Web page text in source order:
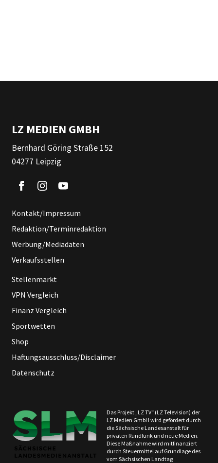
LZ MEDIEN GMBH
Bernhard Göring Straße 152
04277 Leipzig
Kontakt/Impressum
Redaktion/Terminredaktion
Werbung/Mediadaten
Verkaufsstellen
Stellenmarkt
VPN Vergleich
Finanz Vergleich
Sportwetten
Shop
Haftungsausschluss/Disclaimer
Datenschutz
Das Projekt „LZ TV“ (LZ Television) der
LZ Medien GmbH wird gefördert durch
die Sächsische Landesanstalt für
privaten Rundfunk und neue Medien.
Diese Maßnahme wird mitfinanziert
durch Steuermittel auf Grundlage des
vom Sächsischen Landtag